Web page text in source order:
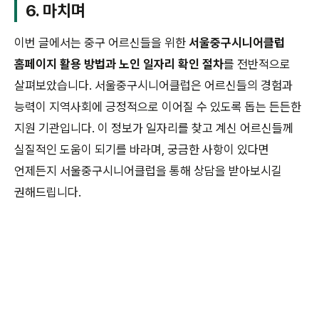
6. 마치며
이번 글에서는 중구 어르신들을 위한 서울중구시니어클럽
홈페이지 활용 방법과 노인 일자리 확인 절차를 전반적으로
살펴보았습니다. 서울중구시니어클럽은 어르신들의 경험과
능력이 지역사회에 긍정적으로 이어질 수 있도록 돕는 든든한
지원 기관입니다. 이 정보가 일자리를 찾고 계신 어르신들께
실질적인 도움이 되기를 바라며, 궁금한 사항이 있다면
언제든지 서울중구시니어클럽을 통해 상담을 받아보시길
권해드립니다.